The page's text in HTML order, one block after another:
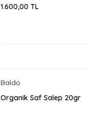
1.600,00 TL
Baldo
Organik Saf Salep 20gr